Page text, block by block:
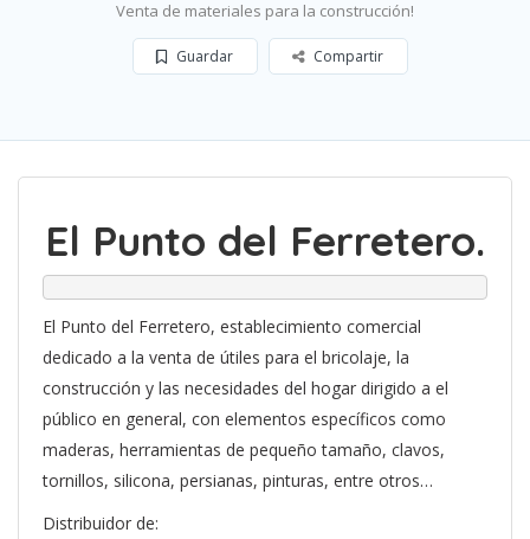
Venta de materiales para la construcción!
Guardar Compartir
El Punto del Ferretero.
El Punto del Ferretero, establecimiento comercial
dedicado a la venta de útiles para el bricolaje, la
construcción y las necesidades del hogar dirigido a el
público en general, con elementos específicos como
maderas, herramientas de pequeño tamaño, clavos,
tornillos, silicona, persianas, pinturas, entre otros…
Distribuidor de: